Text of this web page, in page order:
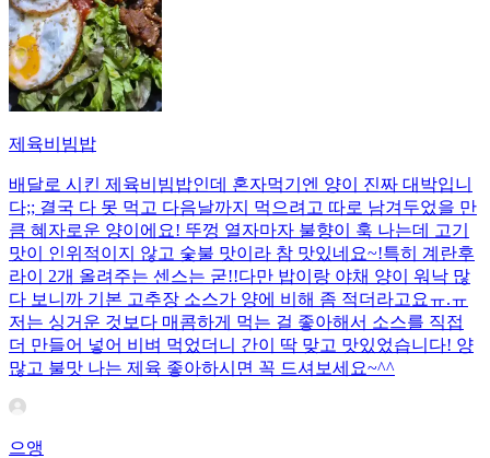
제육비빔밥
배달로 시킨 제육비빔밥인데 혼자먹기엔 양이 진짜 대박입니
다;; 결국 다 못 먹고 다음날까지 먹으려고 따로 남겨두었을 만
큼 혜자로운 양이에요! 뚜껑 열자마자 불향이 훅 나는데 고기
맛이 인위적이지 않고 숯불 맛이라 참 맛있네요~!특히 계란후
라이 2개 올려주는 센스는 굳!! ​다만 밥이랑 야채 양이 워낙 많
다 보니까 기본 고추장 소스가 양에 비해 좀 적더라고요ㅠ.ㅠ
저는 싱거운 것보다 매콤하게 먹는 걸 좋아해서 소스를 직접
더 만들어 넣어 비벼 먹었더니 간이 딱 맞고 맛있었습니다! 양
많고 불맛 나는 제육 좋아하시면 꼭 드셔보세요~^^
으앵